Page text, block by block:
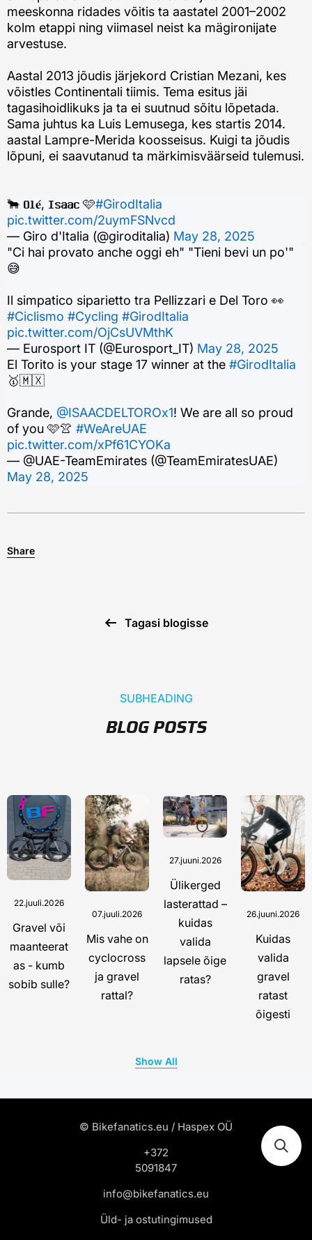
meeskonna ridades võitis ta aastatel 2001–2002
kolm etappi ning viimasel neist ka mägironijate
arvestuse.
Aastal 2013 jõudis järjekord Cristian Mezani, kes
võistles Continentali tiimis. Tema esitus jäi
tagasihoidlikuks ja ta ei suutnud sõitu lõpetada.
Sama juhtus ka Luis Lemusega, kes startis 2014.
aastal Lampre-Merida koosseisus. Kuigi ta jõudis
lõpuni, ei saavutanud ta märkimisväärseid tulemusi.
🐂 𝐎𝐥𝐞́, 𝐈𝐬𝐚𝐚𝐜 🩷#GirodItalia
pic.twitter.com/2uymFSNvcd
— Giro d'Italia (@giroditalia) May 28, 2025
"Ci hai provato anche oggi eh" "Tieni bevi un po'"
😅
Il simpatico siparietto tra Pellizzari e Del Toro 👀
#Ciclismo #Cycling #GirodItalia
pic.twitter.com/OjCsUVMthK
— Eurosport IT (@Eurosport_IT) May 28, 2025
El Torito is your stage 17 winner at the #GirodItalia
🥇🇲🇽
Grande, @ISAACDELTOROx1! We are all so proud
of you 🩷👚 #WeAreUAE
pic.twitter.com/xPf61CYOKa
— @UAE-TeamEmirates (@TeamEmiratesUAE)
May 28, 2025
Share
Tagasi blogisse
SUBHEADING
BLOG POSTS
22.juuli.2026
Gravel või
maanteerat
as - kumb
sobib sulle?
07.juuli.2026
Mis vahe on
cyclocross
ja gravel
rattal?
27.juuni.2026
Ülikerged
lasterattad –
kuidas
valida
lapsele õige
ratas?
26.juuni.2026
Kuidas
valida
gravel
ratast
õigesti
Show All
© Bikefanatics.eu / Haspex OÜ
+372
5091847
info@bikefanatics.eu
Üld- ja ostutingimused